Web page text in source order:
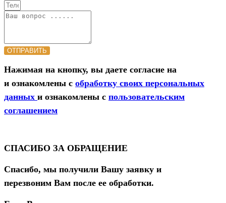
ОТПРАВИТЬ
Нажимая на кнопку, вы даете согласие на
и ознакомлены с обработку своих персональных
данных и ознакомлены с пользовательским
соглашением
СПАСИБО ЗА ОБРАЩЕНИЕ
Спасибо, мы получили Вашу заявку и
перезвоним Вам после ее обработки.